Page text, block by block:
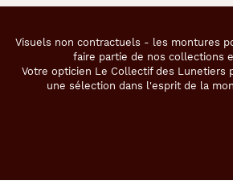
Visuels non contractuels - les montures
faire partie de nos collections
Votre opticien Le Collectif des Lunetiers
une sélection dans l'esprit de la